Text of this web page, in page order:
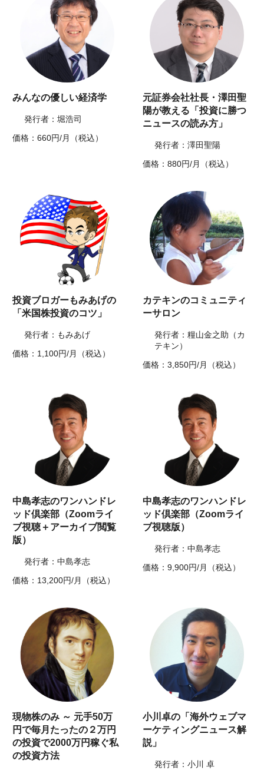
みんなの優しい経済学
発行者：堀浩司
価格：660円/月（税込）
元証券会社社長・澤田聖
陽が教える「投資に勝つ
ニュースの読み方」
発行者：澤田聖陽
価格：880円/月（税込）
投資ブロガーもみあげの
「米国株投資のコツ」
発行者：もみあげ
価格：1,100円/月（税込）
カテキンのコミュニティ
ーサロン
発行者：糧山金之助（カ
テキン）
価格：3,850円/月（税込）
中島孝志のワンハンドレ
ッド倶楽部（Zoomライ
ブ視聴＋アーカイブ閲覧
版）
発行者：中島孝志
価格：13,200円/月（税込）
中島孝志のワンハンドレ
ッド倶楽部（Zoomライ
ブ視聴版）
発行者：中島孝志
価格：9,900円/月（税込）
現物株のみ ～ 元手50万
円で毎月たったの２万円
の投資で2000万円稼ぐ私
の投資方法
小川卓の「海外ウェブマ
ーケティングニュース解
説」
発行者：小川 卓